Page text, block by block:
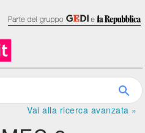
Vai alla ricerca avanzata »